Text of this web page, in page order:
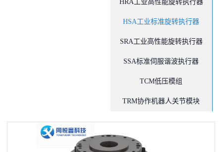
HRA工业高性能旋转执行器
HSA工业标准旋转执行器
SRA工业高性能旋转执行器
SSA标准伺服谐波执行器
TCM低压模组
TRM协作机器人关节模块